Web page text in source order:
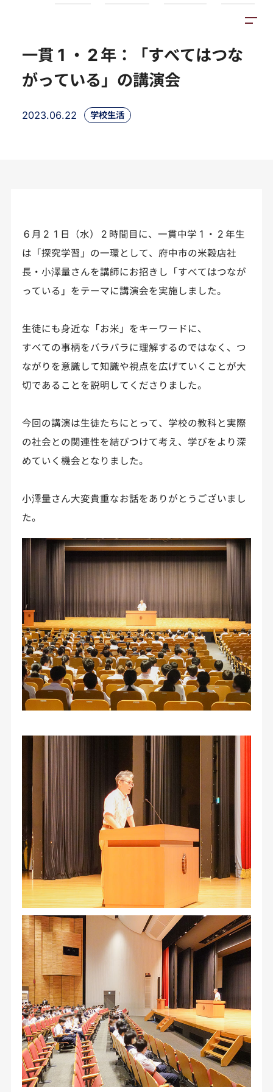
一貫１・２年：「すべてはつな
がっている」の講演会
2023.06.22 学校生活
６月２１日（水）２時間目に、一貫中学１・２年生
は「探究学習」の一環として、府中市の米穀店社
長・小澤量さんを講師にお招きし「すべてはつなが
っている」をテーマに講演会を実施しました。
生徒にも身近な「お米」をキーワードに、
すべての事柄をバラバラに理解するのではなく、つ
ながりを意識して知識や視点を広げていくことが大
切であることを説明してくださりました。
今回の講演は生徒たちにとって、学校の教科と実際
の社会との関連性を結びつけて考え、学びをより深
めていく機会となりました。
小澤量さん大変貴重なお話をありがとうございまし
た。